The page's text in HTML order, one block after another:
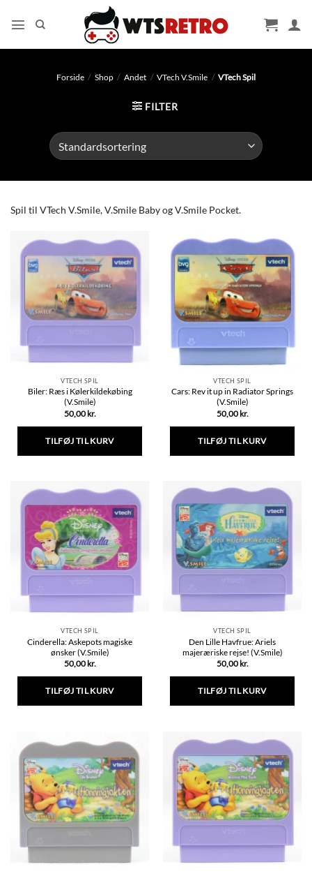
Forside / Shop / Andet / VTech V.Smile / VTech Spil
FILTER
Spil til VTech V.Smile, V.Smile Baby og V.Smile Pocket.
VTECH SPIL
Biler: Ræs i Kølerkildekøbing
(V.Smile)
50,00 kr.
TILFØJ TIL KURV
VTECH SPIL
Cars: Rev it up in Radiator Springs
(V.Smile)
50,00 kr.
TILFØJ TIL KURV
VTECH SPIL
Cinderella: Askepots magiske
ønsker (V.Smile)
50,00 kr.
TILFØJ TIL KURV
VTECH SPIL
Den Lille Havfrue: Ariels
majeræriske rejse! (V.Smile)
50,00 kr.
TILFØJ TIL KURV